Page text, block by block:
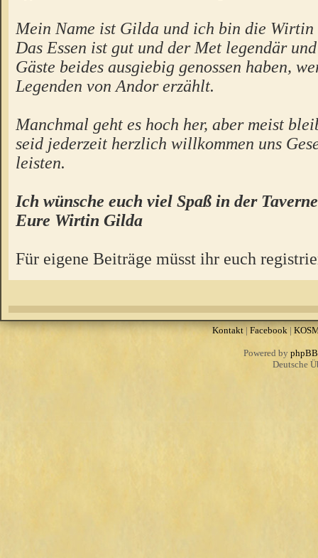
Mein Name ist Gilda und ich bin die Wirtin
Das Essen ist gut und der Met legendär
Gäste beides ausgiebig genossen haben,
Legenden von Andor erzählt.
Manchmal geht es hoch her, aber meist
seid jederzeit herzlich willkommen uns
leisten.
Ich wünsche euch viel Spaß in der
Eure Wirtin Gilda
Für eigene Beiträge müsst ihr euch
Kontakt| Facebook |
Powered by phpBB
Deutsche